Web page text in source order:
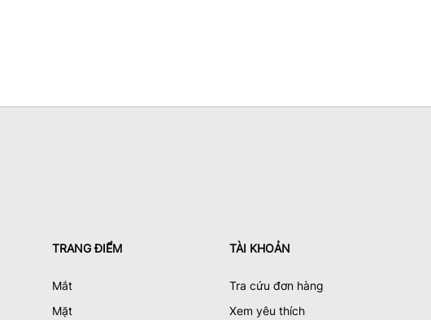
TRANG ĐIỂM
Mắt
Mặt
TÀI KHOẢN
Tra cứu đơn hàng
Xem yêu thích